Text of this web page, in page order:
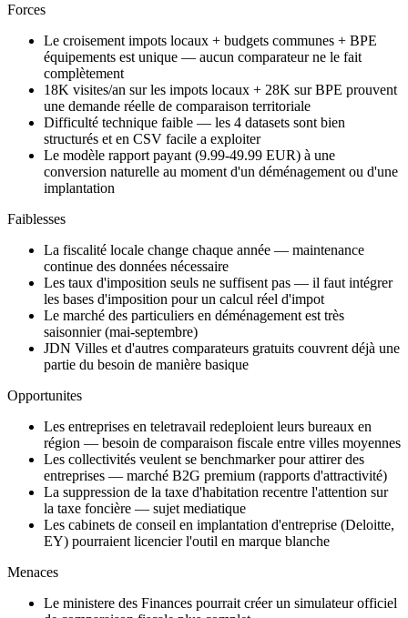
Forces
Le croisement impots locaux + budgets communes + BPE
équipements est unique — aucun comparateur ne le fait
complètement
18K visites/an sur les impots locaux + 28K sur BPE prouvent
une demande réelle de comparaison territoriale
Difficulté technique faible — les 4 datasets sont bien
structurés et en CSV facile a exploiter
Le modèle rapport payant (9.99-49.99 EUR) à une
conversion naturelle au moment d'un déménagement ou d'une
implantation
Faiblesses
La fiscalité locale change chaque année — maintenance
continue des données nécessaire
Les taux d'imposition seuls ne suffisent pas — il faut intégrer
les bases d'imposition pour un calcul réel d'impot
Le marché des particuliers en déménagement est très
saisonnier (mai-septembre)
JDN Villes et d'autres comparateurs gratuits couvrent déjà une
partie du besoin de manière basique
Opportunites
Les entreprises en teletravail redeploient leurs bureaux en
région — besoin de comparaison fiscale entre villes moyennes
Les collectivités veulent se benchmarker pour attirer des
entreprises — marché B2G premium (rapports d'attractivité)
La suppression de la taxe d'habitation recentre l'attention sur
la taxe foncière — sujet mediatique
Les cabinets de conseil en implantation d'entreprise (Deloitte,
EY) pourraient licencier l'outil en marque blanche
Menaces
Le ministere des Finances pourrait créer un simulateur officiel